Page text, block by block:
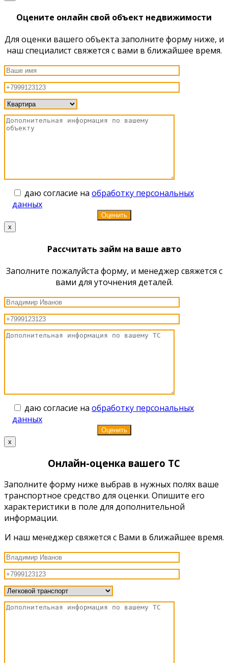
Оцените онлайн свой объект недвижимости
Для оценки вашего объекта заполните форму ниже, и
наш специалист свяжется с вами в ближайшее время.
даю согласие на обработку персональных
данных
x
Рассчитать займ на ваше авто
Заполните пожалуйста форму, и менеджер свяжется с
вами для уточнения деталей.
даю согласие на обработку персональных
данных
x
Онлайн-оценка вашего ТС
Заполните форму ниже выбрав в нужных полях ваше
транспортное средство для оценки. Опишите его
характеристики в поле для дополнительной
информации.
И наш менеджер свяжется с Вами в ближайшее время.